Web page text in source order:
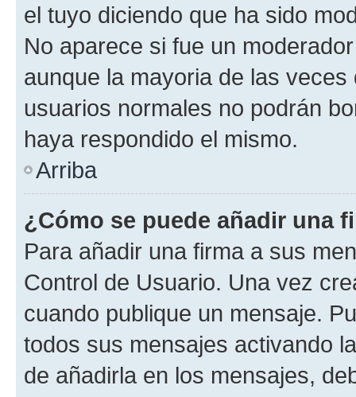
el tuyo diciendo que ha sido
No aparece si fue un
aunque la mayoria de las
usuarios normales no podrán
haya respondido el mismo.
Arriba
¿Cómo se puede añadir una
Para añadir una firma a sus
Control de Usuario. Una vez
cuando publique un mensaje.
todos sus mensajes activando
de añadirla en los mensajes,